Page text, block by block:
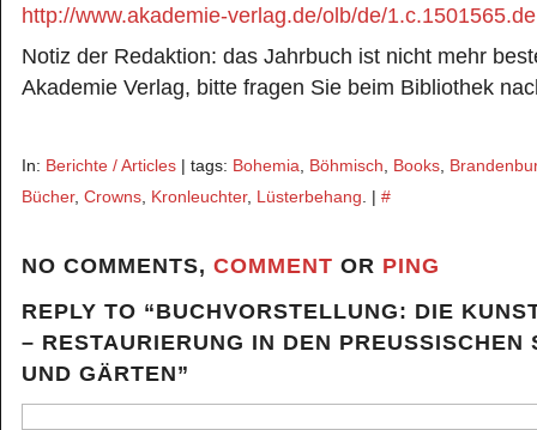
http://www.akademie-verlag.de/olb/de/1.c.1501565.de
Notiz der Redaktion: das Jahrbuch ist nicht mehr
Akademie Verlag, bitte fragen Sie beim Bibliothek
In: Berichte / Articles | tags: Bohemia Böhmisch Books
Bücher, Crowns Kronleuchter, Lüsterbehang . | #
NO COMMENTS, COMMENT OR PING
REPLY TO “BUCHVORSTELLUNG: DIE
– RESTAURIERUNG IN DEN PREUSSISCHEN
ND GÄRTEN”